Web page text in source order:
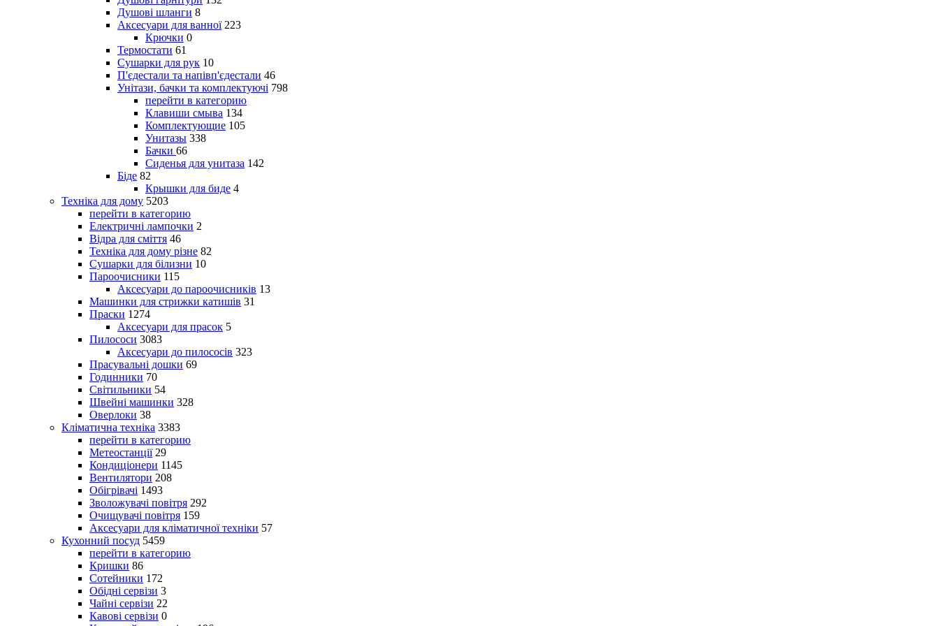
Душові шланги 8
Аксесуари для ванної 223
Крючки 0
Термостати 61
Сушарки для рук 10
П'єдестали та напівп'єдестали 46
Унітази, бачки та комплектуючі 798
перейти в категорию
Клавиши смыва 134
Комплектующие 105
Унитазы 338
Бачки 66
Сиденья для унитаза 142
Біде 82
Крышки для биде 4
Техніка для дому 5203
перейти в категорию
Електричні лампочки 2
Відра для сміття 46
Техніка для дому різне 82
Сушарки для білизни 10
Пароочисники 115
Аксесуари до пароочисників 13
Машинки для стрижки катишів 31
Праски 1274
Аксесуари для прасок 5
Пилососи 3083
Аксесуари до пилососів 323
Прасувальні дошки 69
Годинники 70
Світильники 54
Швейні машинки 328
Оверлоки 38
Кліматична техніка 3383
перейти в категорию
Метеостанції 29
Кондиціонери 1145
Вентилятори 208
Обігрівачі 1493
Зволожувачі повітря 292
Очищувачі повітря 159
Аксесуари для кліматичної техніки 57
Кухонний посуд 5459
перейти в категорию
Кришки 86
Сотейники 172
Обідні сервізи 3
Чайні сервізи 22
Кавові сервізи 0